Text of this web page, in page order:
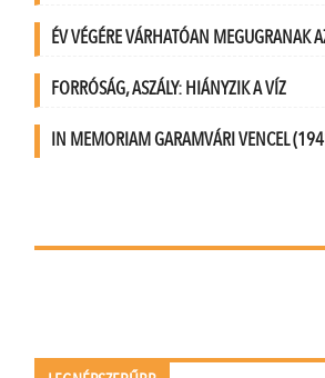
ÉV VÉGÉRE VÁRHATÓAN MEGUGRANAK
FORRÓSÁG, ASZÁLY: HIÁNYZIK A VÍZ
IN MEMORIAM GARAMVÁRI VENCEL